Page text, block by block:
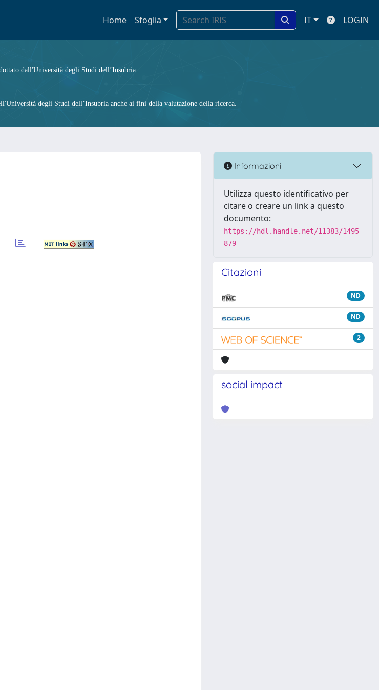
Home Sfoglia IT LOGIN
dall'Università degli Studi dell’Insubria.
degli Studi dell’Insubria anche ai fini della valutazione della ricerca.
Informazioni
Utilizza questo identificativo per
citare o creare un link a questo
documento:
https://hdl.handle.net/11383/1495
879
Citazioni
ND
ND
2
social impact